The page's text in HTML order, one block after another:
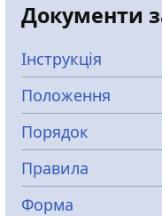
Документи
Інструкція
Положення
Порядок
Правила
Форма